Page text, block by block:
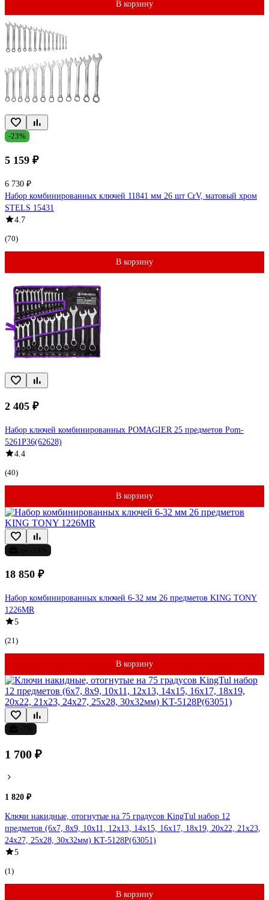
В корзину
-23%
5 159 ₽
6 730 ₽
Набор комбинированных ключей 11841 мм 26 шт CrV, матовый хром
STELS 15431
4.7
(70)
В корзину
2 405 ₽
Набор ключей комбинированных POMAGIER 25 предметов Pom-
5261P36(62628)
4.4
(40)
В корзину
18 850 ₽
Набор комбинированных ключей 6-32 мм 26 предметов KING TONY
1226MR
5
(21)
В корзину
1 700 ₽
1 820 ₽
Ключи накидные, отогнутые на 75 градусов KingTul набор 12
предметов (6х7, 8х9, 10х11, 12х13, 14х15, 16х17, 18х19, 20х22, 21х23,
24х27, 25х28, 30х32мм) KT-5128P(63051)
5
(1)
В корзину